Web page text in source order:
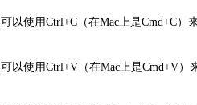
使用Ctrl+C（在Mac上是Cmd+C）
使用Ctrl+V（在Mac上是Cmd+V